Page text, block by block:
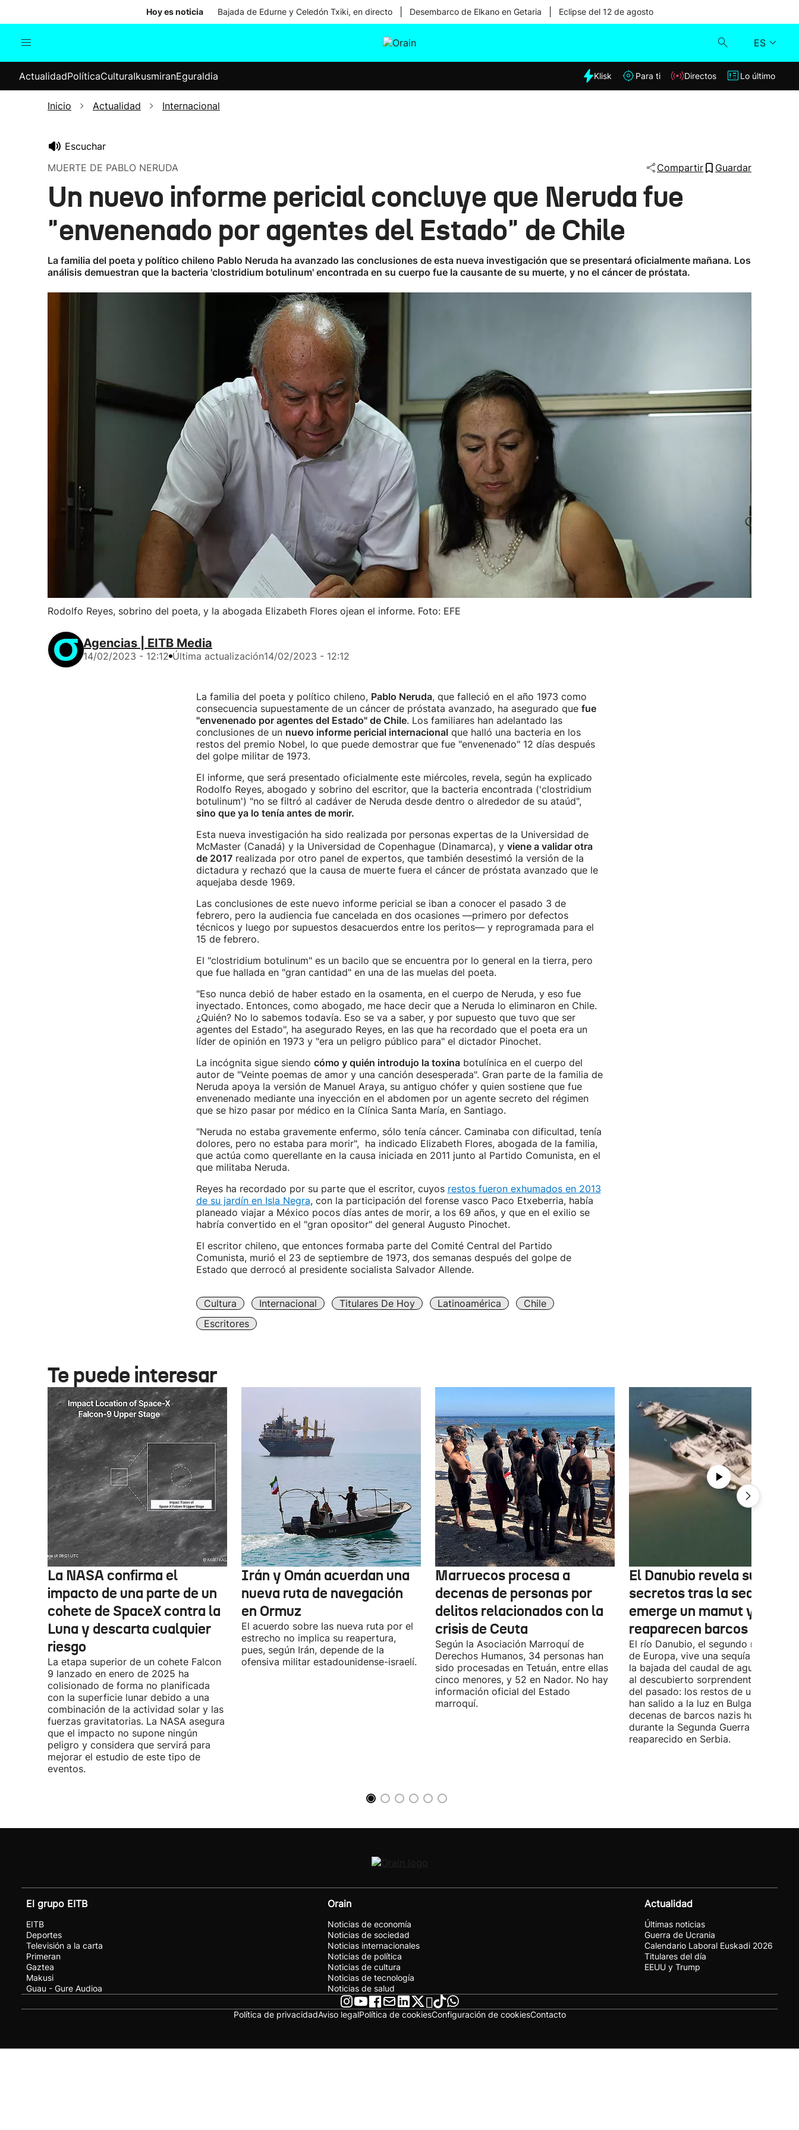
Hoy es noticia Bajada de Edurne y Celedón Txiki, en directo Desembarco de Elkano en Getaria Eclipse del 12 de agosto
ES
Internacional
Elecciones
Klisk
ActualidadPolíticaCulturaIkusmiranEguraldia Klisk Para ti Directos Lo último
Inicio Actualidad Internacional
Escuchar
MUERTE DE PABLO NERUDA
Compartir Guardar
Un nuevo informe pericial concluye que Neruda fue
"envenenado por agentes del Estado" de Chile
La familia del poeta y político chileno Pablo Neruda ha avanzado las conclusiones de esta nueva investigación que se presentará oficialmente mañana. Los
análisis demuestran que la bacteria 'clostridium botulinum' encontrada en su cuerpo fue la causante de su muerte, y no el cáncer de próstata.
Rodolfo Reyes, sobrino del poeta, y la abogada Elizabeth Flores ojean el informe. Foto: EFE
Agencias | EITB Media
14/02/2023 - 12:12 Última actualización14/02/2023 - 12:12
La familia del poeta y político chileno, Pablo Neruda, que falleció en el año 1973 como
consecuencia supuestamente de un cáncer de próstata avanzado, ha asegurado que fue
"envenenado por agentes del Estado" de Chile. Los familiares han adelantado las
conclusiones de un nuevo informe pericial internacionalque halló una bacteria en los
restos del premio Nobel, lo que puede demostrar que fue "envenenado" 12 días después
del golpe militar de 1973.
El informe, que será presentado oficialmente este miércoles, revela, según ha explicado
Rodolfo Reyes, abogado y sobrino del escritor, que la bacteria encontrada ('clostridium
botulinum') "no se filtró al cadáver de Neruda desde dentro o alrededor de su ataúd",
sino que ya lo tenía antes de morir.
Esta nueva investigación ha sido realizada por personas expertas de la Universidad de
McMaster (Canadá) y la Universidad de Copenhague (Dinamarca), y viene a validar otra
de 2017realizada por otro panel de expertos, que también desestimó la versión de la
dictadura y rechazó que la causa de muerte fuera el cáncer de próstata avanzado que le
aquejaba desde 1969.
Las conclusiones de este nuevo informe pericial se iban a conocer el pasado 3 de
febrero, pero la audiencia fue cancelada en dos ocasiones —primero por defectos
técnicos y luego por supuestos desacuerdos entre los peritos— y reprogramada para el
15 de febrero.
El "clostridium botulinum" es un bacilo que se encuentra por lo general en la tierra, pero
que fue hallada en "gran cantidad" en una de las muelas del poeta.
"Eso nunca debió de haber estado en la osamenta, en el cuerpo de Neruda, y eso fue
inyectado. Entonces, como abogado, me hace decir que a Neruda lo eliminaron en Chile.
¿Quién? No lo sabemos todavía. Eso se va a saber, y por supuesto que tuvo que ser
agentes del Estado", ha asegurado Reyes, en las que ha recordado que el poeta era un
líder de opinión en 1973 y "era un peligro público para" el dictador Pinochet.
La incógnita sigue siendo cómo y quién introdujo la toxinabotulínica en el cuerpo del
autor de "Veinte poemas de amor y una canción desesperada". Gran parte de la familia de
Neruda apoya la versión de Manuel Araya, su antiguo chófer y quien sostiene que fue
envenenado mediante una inyección en el abdomen por un agente secreto del régimen
que se hizo pasar por médico en la Clínica Santa María, en Santiago.
"Neruda no estaba gravemente enfermo, sólo tenía cáncer. Caminaba con dificultad, tenía
dolores, pero no estaba para morir", ha indicado Elizabeth Flores, abogada de la familia,
que actúa como querellante en la causa iniciada en 2011 junto al Partido Comunista, en el
que militaba Neruda.
Reyes ha recordado por su parte que el escritor, cuyos restos fueron exhumados en 2013
de su jardín en Isla Negra, con la participación del forense vasco Paco Etxeberria, había
planeado viajar a México pocos días antes de morir, a los 69 años, y que en el exilio se
habría convertido en el "gran opositor" del general Augusto Pinochet.
El escritor chileno, que entonces formaba parte del Comité Central del Partido
Comunista, murió el 23 de septiembre de 1973, dos semanas después del golpe de
Estado que derrocó al presidente socialista Salvador Allende.
Cultura Internacional Titulares De Hoy Latinoamérica
Chile
Escritores
Te puede interesar
La NASA confirma el
impacto de una parte de un
cohete de SpaceX contra la
Luna y descarta cualquier
riesgo
La etapa superior de un cohete Falcon
9 lanzado en enero de 2025 ha
colisionado de forma no planificada
con la superficie lunar debido a una
combinación de la actividad solar y las
fuerzas gravitatorias. La NASA asegura
que el impacto no supone ningún
peligro y considera que servirá para
mejorar el estudio de este tipo de
eventos.
Irán y Omán acuerdan una
nueva ruta de navegación
en Ormuz
El acuerdo sobre las nueva ruta por el
estrecho no implica su reapertura,
pues, según Irán, depende de la
ofensiva militar estadounidense-israelí.
Marruecos procesa a
decenas de personas por
delitos relacionados con la
crisis de Ceuta
Según la Asociación Marroquí de
Derechos Humanos, 34 personas han
sido procesadas en Tetuán, entre ellas
cinco menores, y 52 en Nador. No hay
información oficial del Estado
marroquí.
El Danubio revela sus
secretos tras la sequía:
emerge un mamut y
reaparecen barcos nazis
El río Danubio, el segundo más largo
de Europa, vive una sequía histórica
la bajada del caudal de agua ha
al descubierto sorprendentes
del pasado: los restos de un mamut
han salido a la luz en Bulgaria y
decenas de barcos nazis hundidos
durante la Segunda Guerra Mundial
reaparecido en Serbia.
El grupo EITB
EITB
Deportes
Televisión a la carta
Primeran
Gaztea
Makusi
Guau - Gure Audioa
Orain
Noticias de economía
Noticias de sociedad
Noticias internacionales
Noticias de política
Noticias de cultura
Noticias de tecnología
Noticias de salud
Actualidad
Últimas noticias
Guerra de Ucrania
Calendario Laboral Euskadi 2026
Titulares del día
EEUU y Trump
Política de privacidadAviso legalPolítica de cookiesConfiguración de cookiesContacto